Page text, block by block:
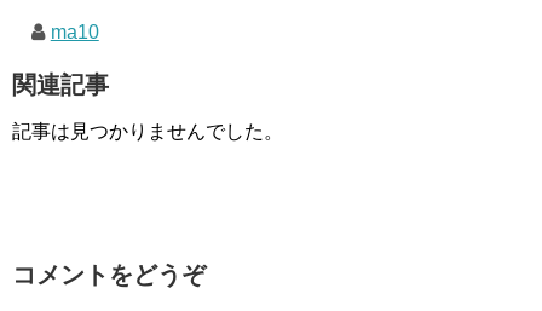
ma10
関連記事
記事は見つかりませんでした。
コメントをどうぞ